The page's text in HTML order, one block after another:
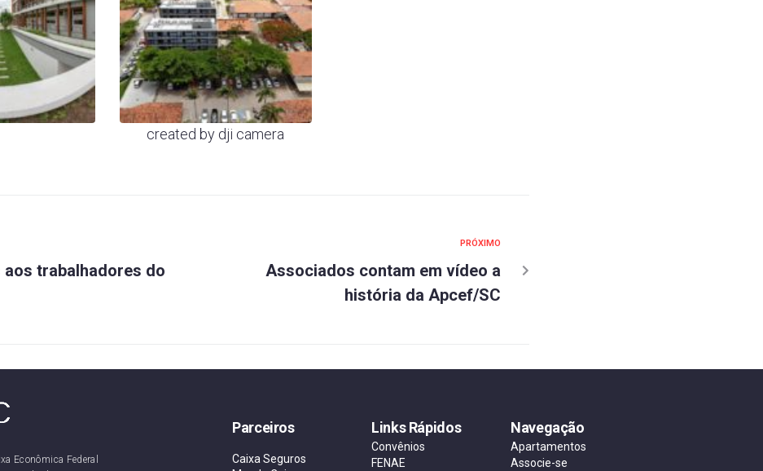
created by dji camera
aos trabalhadores do
PRÓXIMO
Associados contam em vídeo a
história da Apcef/SC
Econômica Federal
Parceiros
Caixa Seguros
Links Rápidos
Convênios
FENAE
Navegação
Apartamentos
Associe-se